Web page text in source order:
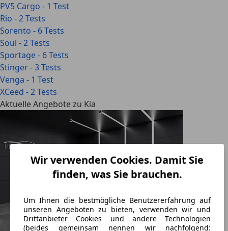
Wir verwenden Cookies. Damit Sie
finden, was Sie brauchen.
Um Ihnen die bestmögliche Benutzererfahrung auf
unseren Angeboten zu bieten, verwenden wir und
Drittanbieter Cookies und andere Technologien
(beides gemeinsam nennen wir nachfolgend:
PV5 Cargo - 1 Test
Rio - 2 Tests
Sorento - 6 Tests
Soul - 2 Tests
Sportage - 6 Tests
Stinger - 3 Tests
Venga - 1 Test
XCeed - 2 Tests
Aktuelle Angebote zu Kia